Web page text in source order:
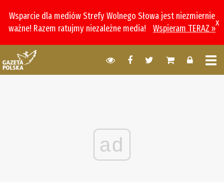
Wsparcie dla mediów Strefy Wolnego Słowa jest niezmiernie
ważne! Razem ratujmy niezależne media!
Wspieram TERAZ »
x
ad